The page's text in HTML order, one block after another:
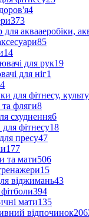
4
373
для аквааеробіки,
85
14
для рук19
для ніг1
для фітнесу,
фляги8
схуднення6
фітнесу18
пресу47
177
та мати506
15
віджимань43
394
мати135
відпочинок